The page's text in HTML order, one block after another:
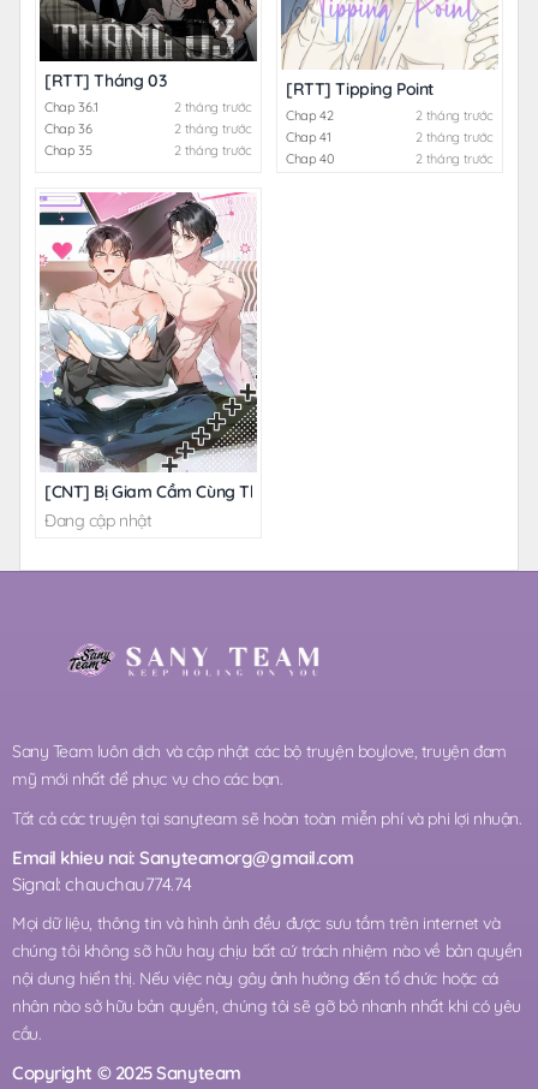
[RTT] Tháng 03
Chap 36.1
2 tháng trước
Chap 36
2 tháng trước
Chap 35
2 tháng trước
[RTT] Tipping Point
Chap 42
2 tháng trước
Chap 41
2 tháng trước
Chap 40
2 tháng trước
[CNT] Bị Giam Cầm Cùng Thanh Mai Trúc Mã
Đang cập nhật
Sany Team luôn dịch và cập nhật các bộ truyện boylove, truyện đam
mỹ mới nhất để phục vụ cho các bạn.
Tất cả các truyện tại sanyteam sẽ hoàn toàn miễn phí và phi lợi nhuận.
Email khieu nai:Sanyteamorg@gmail.com
Signal: chauchau774.74
Mọi dữ liệu, thông tin và hình ảnh đều được sưu tầm trên internet và
chúng tôi không sỡ hữu hay chịu bất cứ trách nhiệm nào về bản quyền
nội dung hiển thị. Nếu việc này gây ảnh hưởng đến tổ chức hoặc cá
nhân nào sở hữu bản quyền, chúng tôi sẽ gỡ bỏ nhanh nhất khi có yêu
cầu.
Copyright © 2025 Sanyteam